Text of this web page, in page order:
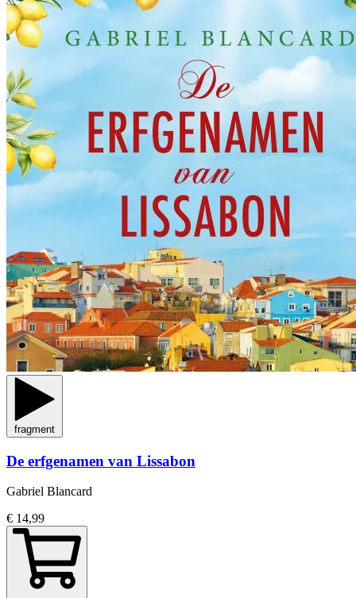
fragment
De erfgenamen van Lissabon
Gabriel Blancard
€ 14,99